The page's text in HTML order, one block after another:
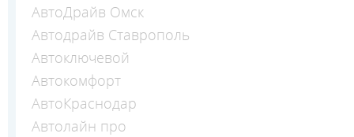
АвтоДрайв Омск
Автодрайв Ставрополь
Автоключевой
Автокомфорт
АвтоКраснодар
Автолайн про